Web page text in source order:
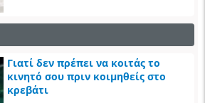
Γιατί δεν πρέπει να κοιτάς το
κινητό σου πριν κοιμηθείς στο
κρεβάτι